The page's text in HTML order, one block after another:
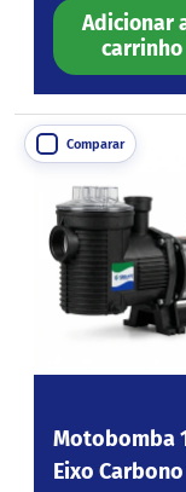
Adicionar
carrinho
Comparar
Motobomba
Eixo Carbono